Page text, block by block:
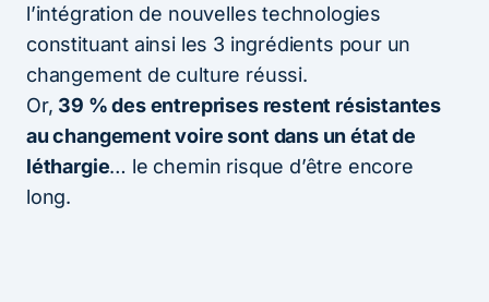
l’intégration de nouvelles technologies
constituant ainsi les 3 ingrédients pour un
changement de culture réussi.
Or, 39 % des entreprises restent résistantes
au changement voire sont dans un état de
léthargie… le chemin risque d’être encore
long.